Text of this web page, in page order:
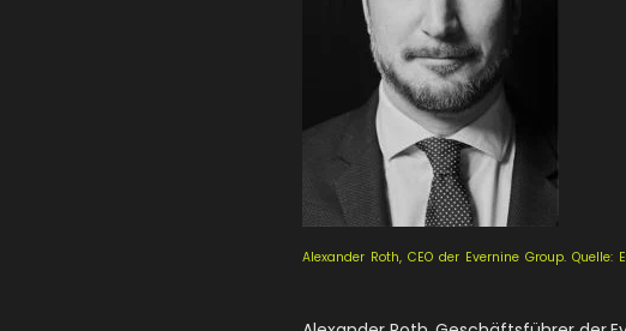
Alexander Roth, CEO der Evernine Group. Quelle: